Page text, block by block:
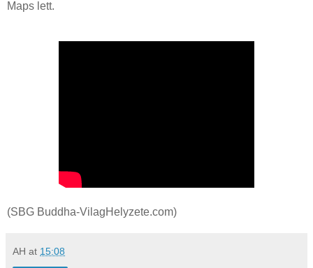
Maps lett.
(SBG Buddha-VilagHelyzete.com)
AH at 15:08